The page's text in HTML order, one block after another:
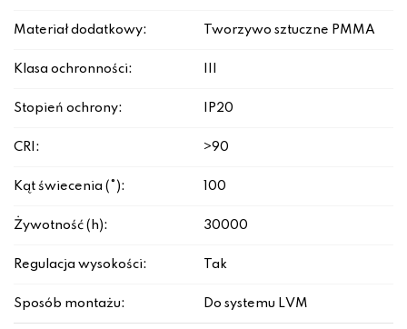
Materiał dodatkowy: Tworzywo sztuczne PMMA
Klasa ochronności:
Stopień ochrony: IP20
CRI: >90
Kąt świecenia (°): 100
Żywotność (h): 30000
Regulacja wysokości: Tak
Sposób montażu: Do systemu LVM